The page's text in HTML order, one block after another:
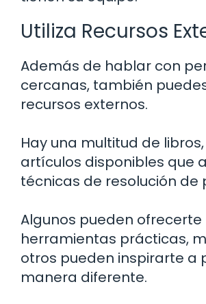
Utiliza Recursos
Además de hablar con
cercanas, también
recursos externos.
Hay una multitud de
artículos disponibles que
técnicas de resolución de
Algunos pueden ofrecerte
herramientas prácticas,
otros pueden inspirarte a
manera diferente.